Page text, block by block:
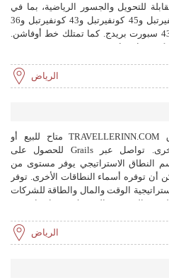
للتحويل والجسور الرياضية، بما في
ذلك 50 كونفيرتبل و45 كونفيرتبل و43 كونفيرتبل و36
كونفيرتبل و43 سبورت بريدج. كما تمتلك خط أوفاشن.
في إيغ هاربور سيتي، نيوجيرسي.
الرياض
اسم النطاق TRAVELLERINN.COM متاح للبيع أو
مقترحات أخرى. تواصل عبر Grails للحصول على
النطاق الاستراتيجي يوفر مستوى من
أن توفره أسماء النطاقات الأخرى. توفر
الوقت والمال والطاقة للشركات
والوضوح والثقة. لا يتم اختيار هذه
طويلة المدى. من خلال تقليل الاحتكاك
والتواصل، فإنها تعزز التموضع وتشير إلى
الرياض